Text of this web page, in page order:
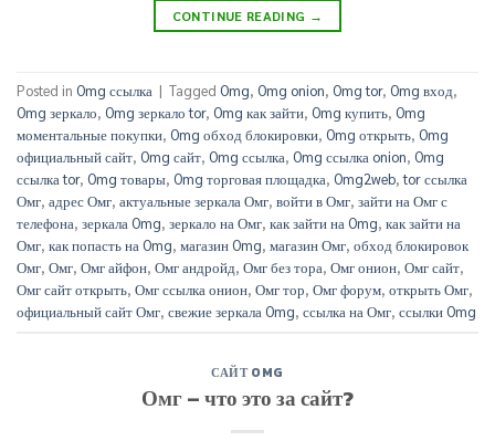
CONTINUE READING →
Posted in Omg ссылка | Tagged Omg, Omg onion, Omg tor, Omg вход,
Omg зеркало, Omg зеркало tor, Omg как зайти, Omg купить, Omg
моментальные покупки, Omg обход блокировки, Omg открыть, Omg
официальный сайт, Omg сайт, Omg ссылка, Omg ссылка onion, Omg
ссылка tor, Omg товары, Omg торговая площадка, Omg2web,tor ссылка
Омг, адрес Омг, актуальные зеркала Омг, войти в Омг, зайти на Омг с
телефона, зеркала Omg, зеркало на Омг, как зайти на Omg, как зайти на
Омг, как попасть на Omg, магазин Omg, магазин Омг, обход блокировок
Омг, Омг, Омг айфон, Омг андройд, Омг без тора, Омг онион, Омг сайт,
Омг сайт открыть, Омг ссылка онион, Омг тор, Омг форум, открыть Омг,
официальный сайт Омг, свежие зеркала Omg, ссылка на Омг, ссылки Omg
САЙТ OMG
Омг – что это за сайт?